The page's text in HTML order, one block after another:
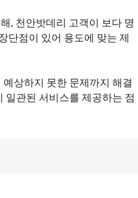
, 천안밧데리 고객이 보다 명
단점이 있어 용도에 맞는 제
상하지 못한 문제까지 해결
일관된 서비스를 제공하는 점